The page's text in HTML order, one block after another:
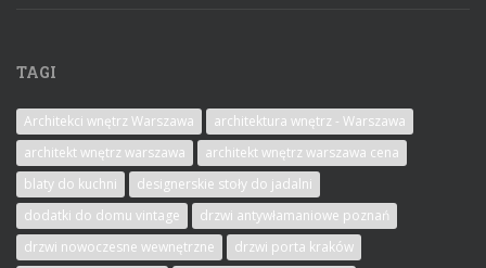
TAGI
Architekci wnętrz Warszawa
architektura wnętrz - Warszawa
architekt wnętrz warszawa
architekt wnętrz warszawa cena
blaty do kuchni
designerskie stoły do jadalni
dodatki do domu vintage
drzwi antywłamaniowe poznań
drzwi nowoczesne wewnętrzne
drzwi porta kraków